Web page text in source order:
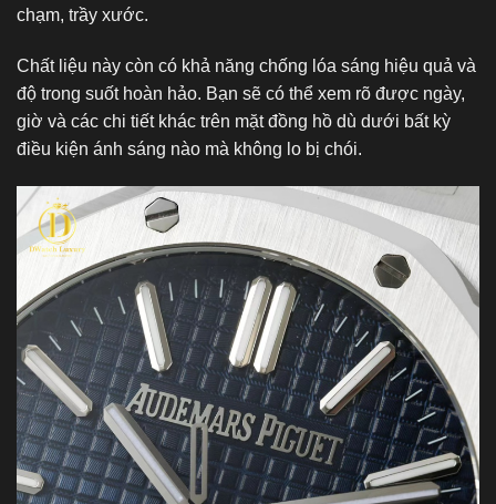
chạm, trầy xước.
Chất liệu này còn có khả năng chống lóa sáng hiệu quả và
độ trong suốt hoàn hảo. Bạn sẽ có thể xem rõ được ngày,
giờ và các chi tiết khác trên mặt đồng hồ dù dưới bất kỳ
điều kiện ánh sáng nào mà không lo bị chói.